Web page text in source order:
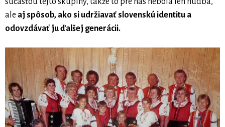
ale aj spôsob, ako si udržiavať slovenskú identitu a
odovzdávať ju ďalšej generácii.